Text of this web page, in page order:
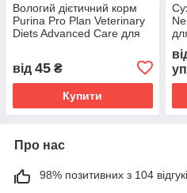
Вологий дієтичний корм
Purina Pro Plan Veterinary
Diets Advanced Care для
патології нирок з куркою
85 гр
від 45 ₴
Купити
Про нас
98% позитивних з 104